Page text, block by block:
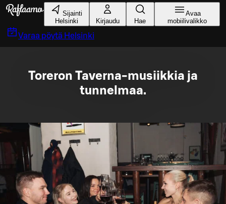
Siirry pääsisältöön
Sijainti
Helsinki
Kirjaudu Hae
Avaa
mobiilivalikko
Varaa pöytä Helsinki
Toreron Taverna-musiikkia ja
tunnelmaa.